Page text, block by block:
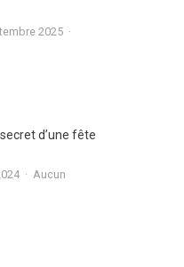
2025
d’une fête
Aucun